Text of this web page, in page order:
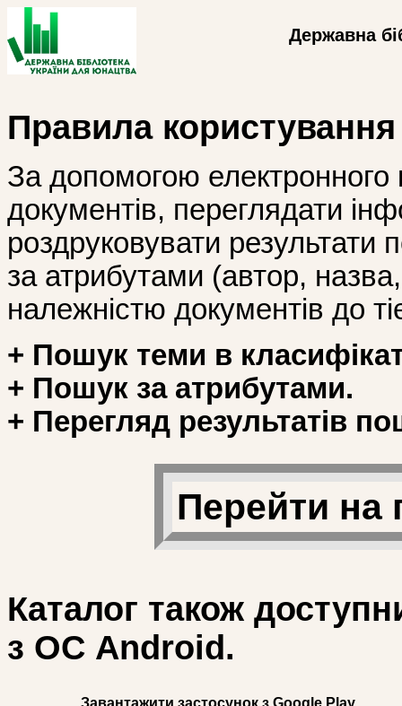
Державна
Правила
За допомогою
документів, переглядати
роздруковувати
за атрибутами (автор, назва,
належністю документів до
+ Пошук теми в
+ Пошук за атрибутами.
+ Перегляд результатів
Перейти на
Каталог також
з ОС Android.